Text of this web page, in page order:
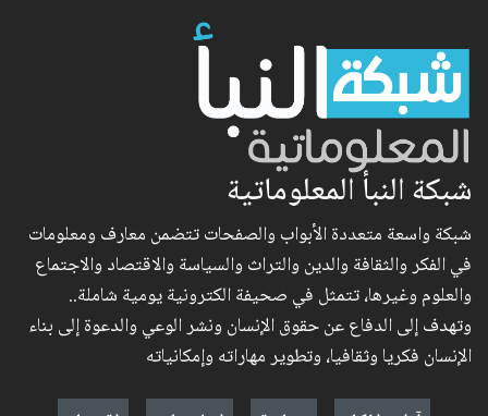
شبكة النبأ المعلوماتية
شبكة واسعة متعددة الأبواب والصفحات تتضمن معارف ومعلومات
في الفكر والثقافة والدين والتراث والسياسة والاقتصاد والاجتماع
والعلوم وغيرها، تتمثل في صحيفة الكترونية يومية شاملة..
وتهدف إلى الدفاع عن حقوق الإنسان ونشر الوعي والدعوة إلى بناء
الإنسان فكريا وثقافيا، وتطوير مهاراته وإمكانياته